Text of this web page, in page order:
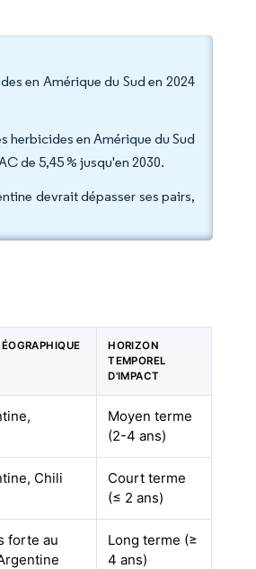
en Amérique du Sud en 2024
herbicides en Amérique du Sud
de 5,45 % jusqu'en 2030.
devrait dépasser ses pairs,
HORIZON
TEMPOREL
D'IMPACT
Moyen terme
(2-4 ans)
Chili
Court terme
(≤ 2 ans)
forte au
Long terme (≥
4 ans)